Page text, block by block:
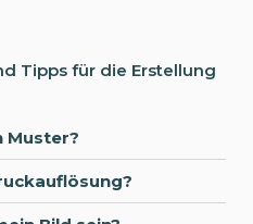
Tipps für die Erstellung
Muster?